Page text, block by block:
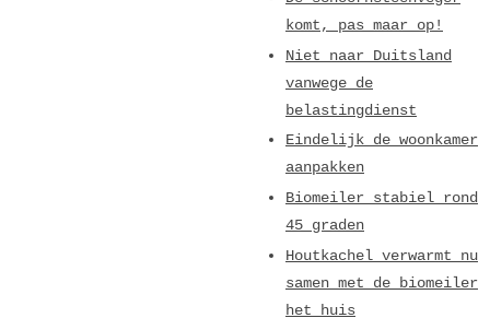
komt, pas maar op!
Niet naar Duitsland
vanwege de
belastingdienst
Eindelijk de woonkamer
aanpakken
Biomeiler stabiel rond
45 graden
Houtkachel verwarmt nu
samen met de biomeiler
het huis